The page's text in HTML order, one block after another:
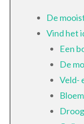
De
Vind het
Een
De
Veld-